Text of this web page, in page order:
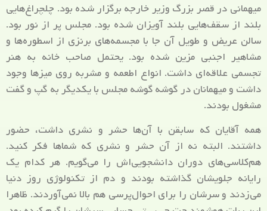
میهمانی در قصر بزرگ وزیر خارجه برگزار شده بود. چلچراغ‌هایی
بلند از سقف‌هایی بلند آویزان شده بود. مجلس پر از نور بود.
سالن عریض و طویل آن جا با مجسمه‌های برنزی از اسطوره‌ها و
مشاهیر اجنبی مزین شده بود. یحتمل صاحب خانه به هنر
تجسمی علاقه‌ای داشت. انواع اطعمه و مشربه روی میزها وجود
داشت و میهمانان در گوشه گوشه مجلس با یکدیگر به گپ و گفت
مشغول بودند.
همه آقایان که سابقن با آن‌ها حشر و نشری داشت، حضور
داشتند. البته نه از آن حشر و نشری که شماها فکر کنید.
هم‌کلاسی‌های دوران دانشجویی‌اش را می‌گویم. هر کدام یک
رایانه جلویشان گذاشته بودند و دم از تکنولوژی روز دنیا
می‌زدند و سرشان را برای احوال‌پرسی هم بالا نمی‌آوردند. ظاهرا